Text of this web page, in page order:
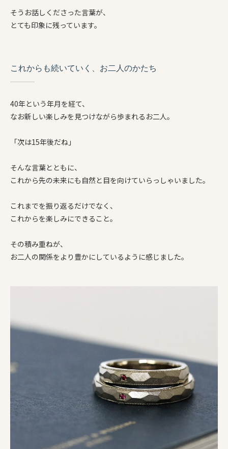
そうお話しくださった言葉が、
とても印象に残っています。
これからも続いていく、お二人のかたち
40年という年月を経て、
なお新しい楽しみを見つけながら歩まれるお二人。
「次は15年後だね」
そんな言葉とともに、
これから先の未来にも自然と目を向けていらっしゃいました。
これまでを振り返るだけでなく、
これからを楽しみにできること。
その積み重ねが、
お二人の関係をより豊かにしているように感じました。